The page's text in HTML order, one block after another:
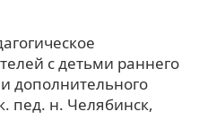
с детьми раннего
дополнительного
пед. н. Челябинск,